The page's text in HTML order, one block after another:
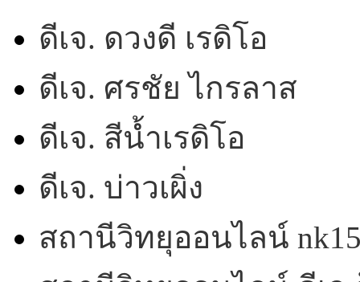
ดีเจ. ดวงดี เรดิโอ
ดีเจ. ศรชัย ไกรลาส
ดีเจ. สีน้ำเรดิโอ
ดีเจ. บ่าวเผิ่ง
สถานีวิทยุออนไลน์